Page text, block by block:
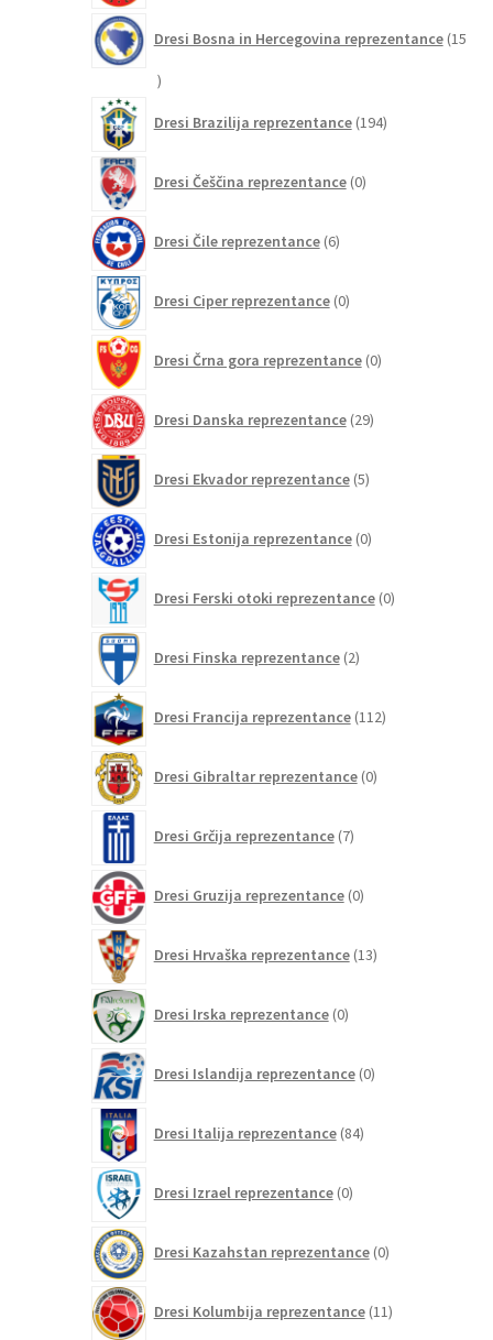
Dresi Bosna in Hercegovina reprezentance 15
15
Dresi Brazilija reprezentance 194izdelkov
Dresi Češčina reprezentance 0izdelkov
Dresi Čile reprezentance 6izdelkov
Dresi Ciper reprezentance 0izdelkov
Dresi Črna gora reprezentance 0izdelkov
Dresi Danska reprezentance 29izdelkov
Dresi Ekvador reprezentance 5izdelkov
Dresi Estonija reprezentance 0izdelkov
Dresi Ferski otoki reprezentance 0izdelkov
Dresi Finska reprezentance 2izdelka
Dresi Francija reprezentance 112izdelkov
Dresi Gibraltar reprezentance 0izdelkov
Dresi Grčija reprezentance 7izdelkov
Dresi Gruzija reprezentance 0izdelkov
Dresi Hrvaška reprezentance 13izdelkov
Dresi Irska reprezentance 0izdelkov
Dresi Islandija reprezentance 0izdelkov
Dresi Italija reprezentance 84izdelkov
Dresi Izrael reprezentance 0izdelkov
Dresi Kazahstan reprezentance 0izdelkov
Dresi Kolumbija reprezentance 11izdelkov